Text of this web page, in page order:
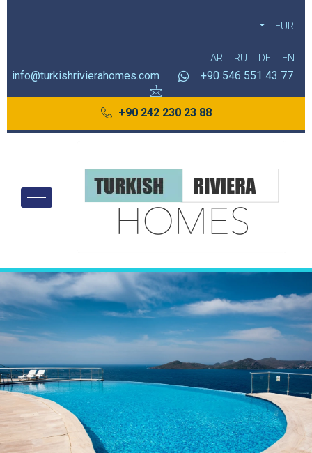
EUR
EN
DE
RU
AR
77 43 551 546 90+
info@turkishrivierahomes.com
88 23 230 242 90+